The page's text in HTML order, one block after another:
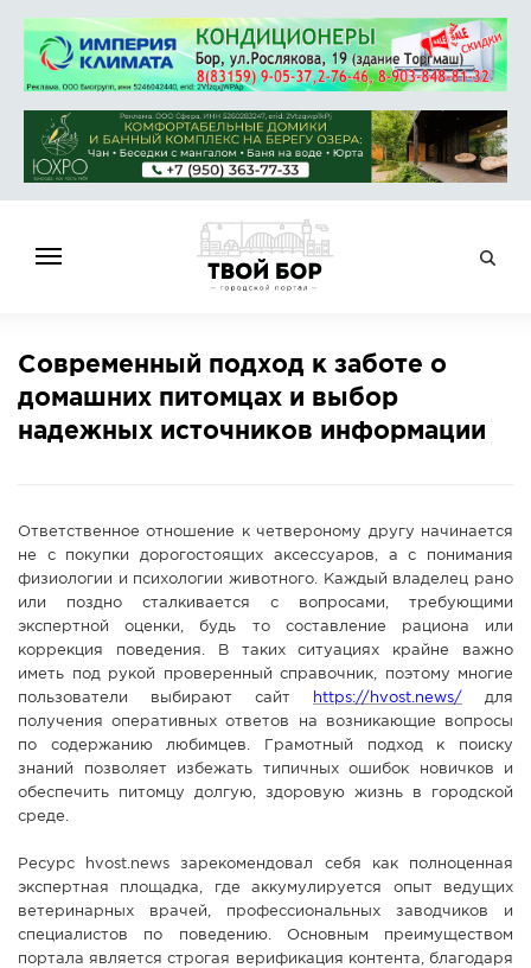
НОВОСТИ
СПРАВОЧНИК
СПРАВКА
КАМЕРЫ
КОНКУРСЫ
СТАТЬИ
ПРЕДЛОЖИТЬ НОВОСТЬ
ФОТО
Современный подход к заботе о
домашних питомцах и выбор
надежных источников информации
Ответственное отношение к четвероному другу начинается
не с покупки дорогостоящих аксессуаров, а с понимания
физиологии и психологии животного. Каждый владелец рано
или поздно сталкивается с вопросами, требующими
экспертной оценки, будь то составление рациона или
коррекция поведения. В таких ситуациях крайне важно
иметь под рукой проверенный справочник, поэтому многие
пользователи выбирают сайт
https://hvost.news/ для
получения оперативных ответов на возникающие вопросы
по содержанию любимцев. Грамотный подход к поиску
знаний позволяет избежать типичных ошибок новичков и
обеспечить питомцу долгую, здоровую жизнь в городской
среде.
Ресурс hvost.news зарекомендовал себя как полноценная
экспертная площадка, где аккумулируется опыт ведущих
ветеринарных врачей, профессиональных заводчиков и
специалистов по поведению. Основным преимуществом
портала является строгая верификация контента, благодаря